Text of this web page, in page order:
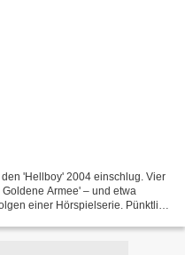
'Hellboy' 2004 einschlug. Vier
Armee' – und etwa
einer Hörspielserie. Pünktlich